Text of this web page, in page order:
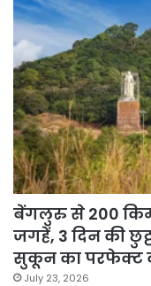
बेंगलुरु से 200
जगहें, 3 दिन की
सुकून का परफेक्ट
July 23, 2026